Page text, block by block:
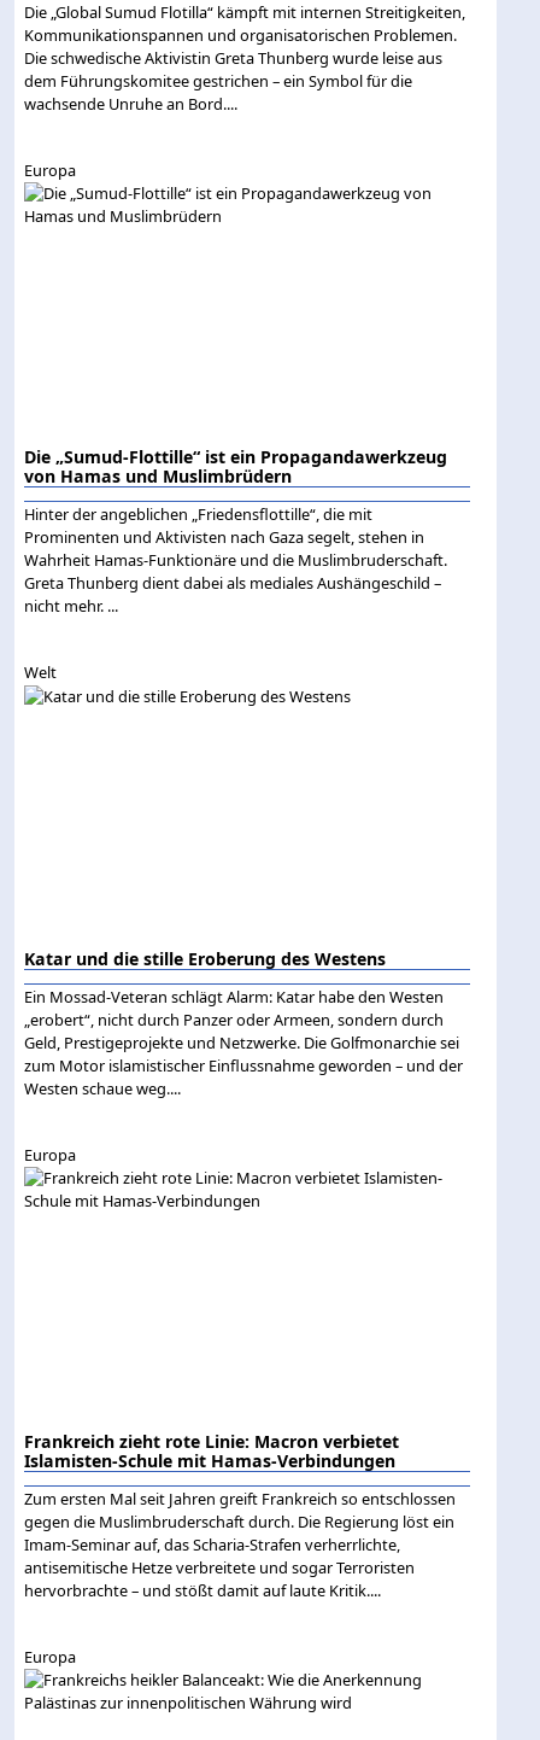
Die „Global Sumud Flotilla“ kämpft mit internen Streitigkeiten,
Kommunikationspannen und organisatorischen Problemen.
Die schwedische Aktivistin Greta Thunberg wurde leise aus
dem Führungskomitee gestrichen – ein Symbol für die
wachsende Unruhe an Bord....
Europa
Die „Sumud-Flottille“ ist ein Propagandawerkzeug
von Hamas und Muslimbrüdern
Hinter der angeblichen „Friedensflottille“, die mit
Prominenten und Aktivisten nach Gaza segelt, stehen in
Wahrheit Hamas-Funktionäre und die Muslimbruderschaft.
Greta Thunberg dient dabei als mediales Aushängeschild –
nicht mehr. ...
Welt
Katar und die stille Eroberung des Westens
Ein Mossad-Veteran schlägt Alarm: Katar habe den Westen
„erobert“, nicht durch Panzer oder Armeen, sondern durch
Geld, Prestigeprojekte und Netzwerke. Die Golfmonarchie sei
zum Motor islamistischer Einflussnahme geworden – und der
Westen schaue weg....
Europa
Frankreich zieht rote Linie: Macron verbietet
Islamisten-Schule mit Hamas-Verbindungen
Zum ersten Mal seit Jahren greift Frankreich so entschlossen
gegen die Muslimbruderschaft durch. Die Regierung löst ein
Imam-Seminar auf, das Scharia-Strafen verherrlichte,
antisemitische Hetze verbreitete und sogar Terroristen
hervorbrachte – und stößt damit auf laute Kritik....
Europa